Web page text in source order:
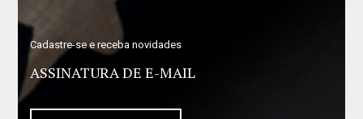
Cadastre-se e receba novidades
ASSINATURA DE E-MAIL